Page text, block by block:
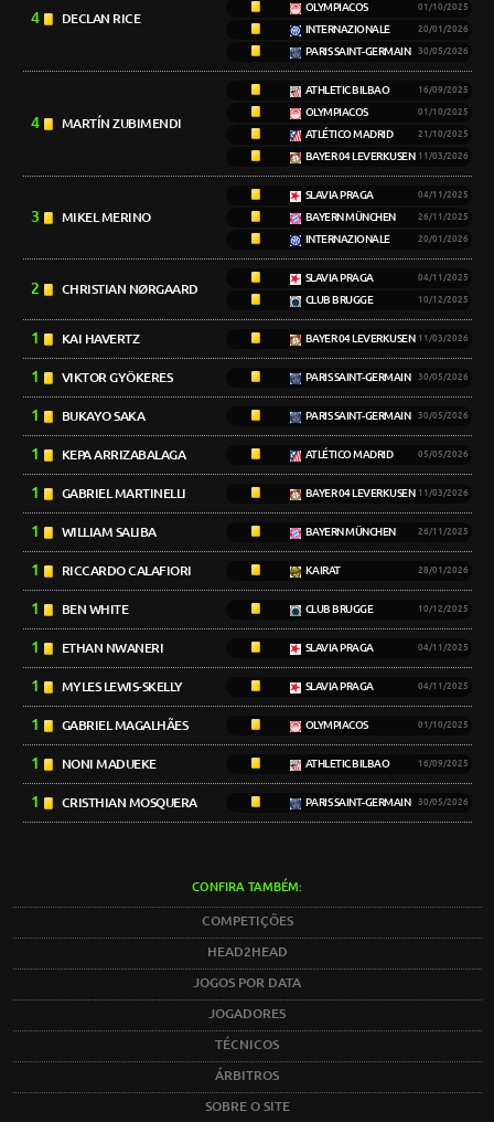
4 DECLAN RICE
OLYMPIACOS 01/10/2025
INTERNAZIONALE 20/01/2026
PARIS SAINT-GERMAIN 30/05/2026
4 MARTÍN ZUBIMENDI
ATHLETIC BILBAO 16/09/2025
OLYMPIACOS 01/10/2025
ATLÉTICO MADRID 21/10/2025
BAYER 04 LEVERKUSEN 11/03/2026
3 MIKEL MERINO
SLAVIA PRAGA 04/11/2025
BAYERN MÜNCHEN 26/11/2025
INTERNAZIONALE 20/01/2026
2 CHRISTIAN NØRGAARD
SLAVIA PRAGA 04/11/2025
CLUB BRUGGE 10/12/2025
1 KAI HAVERTZ BAYER 04 LEVERKUSEN 11/03/2026
1 VIKTOR GYÖKERES PARIS SAINT-GERMAIN 30/05/2026
1 BUKAYO SAKA PARIS SAINT-GERMAIN 30/05/2026
1 KEPA ARRIZABALAGA ATLÉTICO MADRID 05/05/2026
1 GABRIEL MARTINELLI BAYER 04 LEVERKUSEN 11/03/2026
1 WILLIAM SALIBA BAYERN MÜNCHEN 26/11/2025
1 RICCARDO CALAFIORI KAIRAT 28/01/2026
1 BEN WHITE CLUB BRUGGE 10/12/2025
1 ETHAN NWANERI SLAVIA PRAGA 04/11/2025
1 MYLES LEWIS-SKELLY SLAVIA PRAGA 04/11/2025
1 GABRIEL MAGALHÃES OLYMPIACOS 01/10/2025
1 NONI MADUEKE ATHLETIC BILBAO 16/09/2025
1 CRISTHIAN MOSQUERA PARIS SAINT-GERMAIN 30/05/2026
CONFIRA TAMBÉM:
COMPETIÇÕES
HEAD2HEAD
JOGOS POR DATA
JOGADORES
TÉCNICOS
ÁRBITROS
SOBRE O SITE